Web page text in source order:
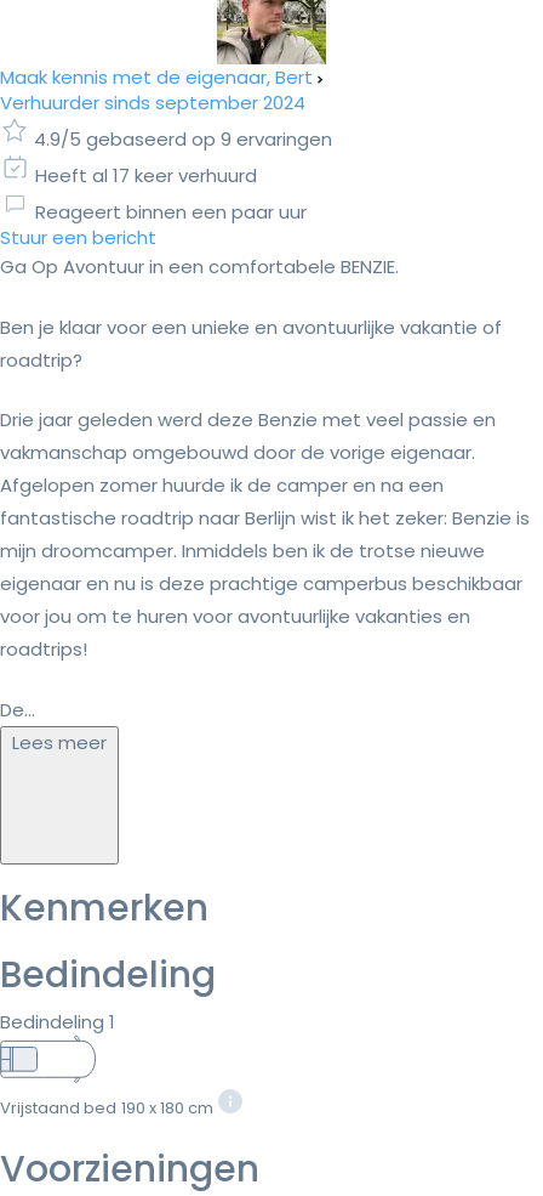
Maak kennis met de eigenaar, Bert
Verhuurder sinds september 2024
4.9/5 gebaseerd op 9 ervaringen
Heeft al 17 keer verhuurd
Reageert binnen een paar uur
Stuur een bericht
Ga Op Avontuur in een comfortabele BENZIE.
Ben je klaar voor een unieke en avontuurlijke vakantie of
roadtrip?
Drie jaar geleden werd deze Benzie met veel passie en
vakmanschap omgebouwd door de vorige eigenaar.
Afgelopen zomer huurde ik de camper en na een
fantastische roadtrip naar Berlijn wist ik het zeker: Benzie is
mijn droomcamper. Inmiddels ben ik de trotse nieuwe
eigenaar en nu is deze prachtige camperbus beschikbaar
voor jou om te huren voor avontuurlijke vakanties en
roadtrips!
De...
Lees meer
Kenmerken
Bedindeling
Bedindeling 1
Vrijstaand bed 190 x 180 cm
Voorzieningen